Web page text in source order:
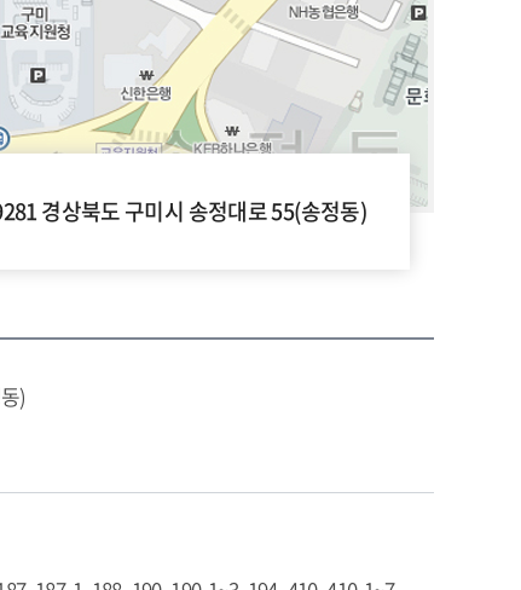
경상북도 구미시 송정대로 55(송정동)
)